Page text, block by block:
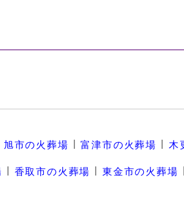
旭市の火葬場 富津市の火葬場
木
香取市の火葬場 東金市の火葬場